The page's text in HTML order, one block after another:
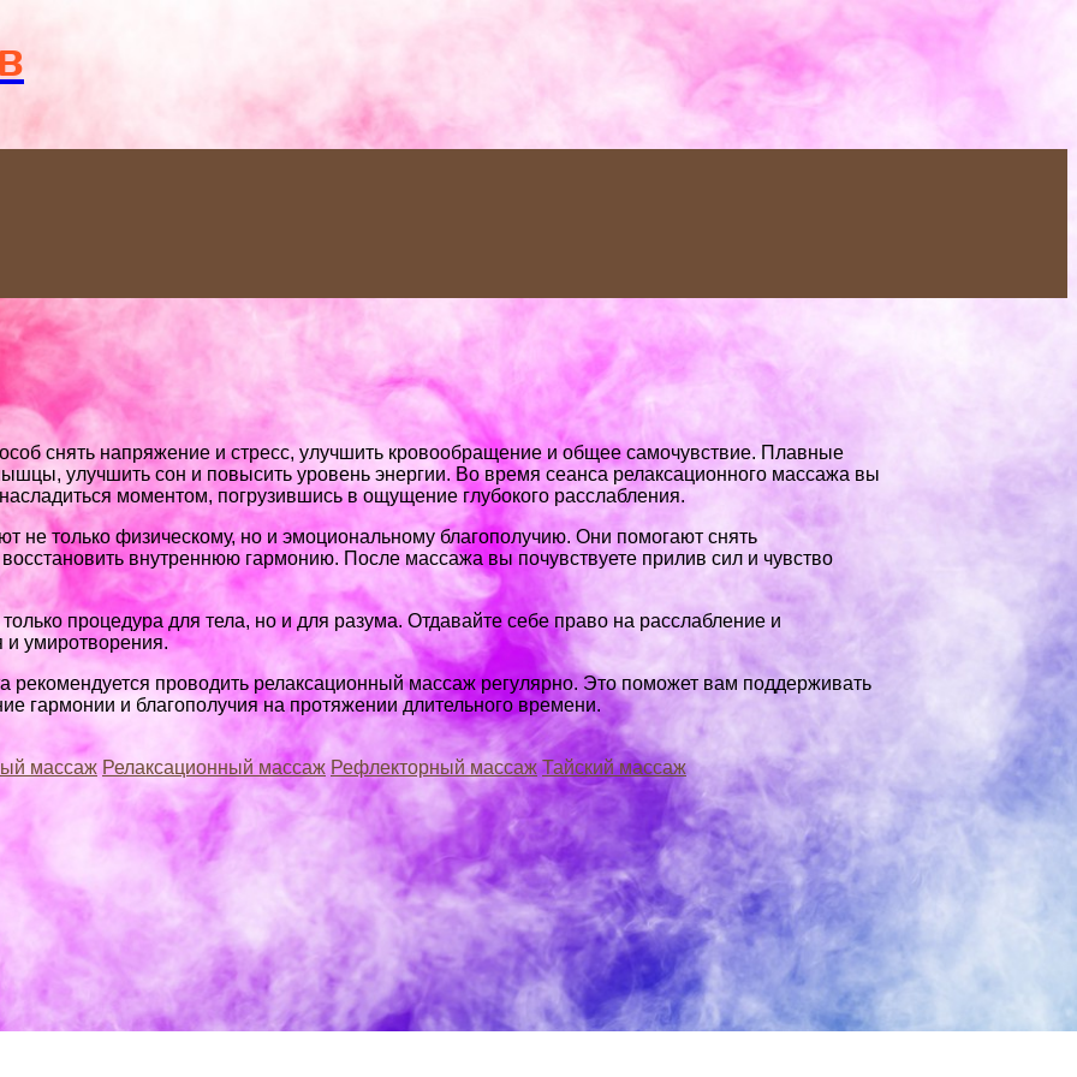
снять напряжение и стресс, улучшить кровообращение и общее самочувствие. Плавные
улучшить сон и повысить уровень энергии. Во время сеанса релаксационного массажа вы
моментом, погрузившись в ощущение глубокого расслабления.
не только физическому, но и эмоциональному благополучию. Они помогают снять
внутреннюю гармонию. После массажа вы почувствуете прилив сил и чувство
процедура для тела, но и для разума. Отдавайте себе право на расслабление и
и умиротворения.
проводить релаксационный массаж регулярно. Это поможет вам поддерживать
гармонии и благополучия на протяжении длительного времени.
массаж Релаксационный массаж Рефлекторный массаж Тайский массаж